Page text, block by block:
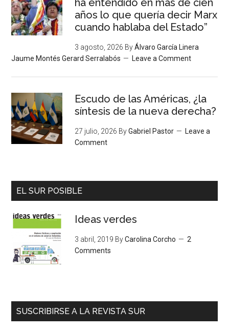
años lo que quería decir Marx
cuando hablaba del Estado”
3 agosto, 2026 ByÁlvaro García Linera
Jaume Montés Gerard Serralabós
Leave a Comment
Escudo de las Américas, ¿la
síntesis de la nueva derecha?
27 julio, 2026 ByGabriel Pastor
Leave a
Comment
EL SUR POSIBLE
Ideas verdes
3 abril, 2019 ByCarolina Corcho
2
Comments
SUSCRIBIRSE A LA REVISTA SUR